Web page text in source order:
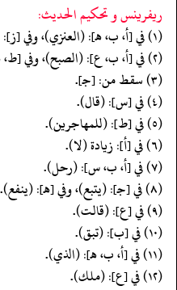
ريفرينس و تحكيم الحدیث:
(١) في [أ، ب، هـ]: (العنزي)، وفي [ز]: (العدني)، وانظر: اللباب ٢/ ٣٢٩.
(٢) في [أ، ب، ع]: (الصبح)، وفي [ط، هـ]: (الصالح).
(٣) سقط من: [جـ].
(٤) في [س]: (قال).
(٥) في [ط]: (للمهاجرين).
(٦) في [أ]: زيادة (لا).
(٧) في [أ، ب، س]: (رحل).
(٨) في [جـ]: (يتبع)، وفي [هـ]: (ينفع).
(٩) في [ع]: (قالت).
(١٠) في [ب]: (تبق).
(١١) في [أ، ب، هـ]: (الذي).
(١٢) في [ع]: (ملك).